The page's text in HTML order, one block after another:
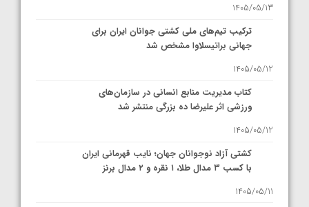
1405/05/13
ترکیب تیم‌های ملی کشتی جوانان ایران برای
جهانی براتیسلاوا مشخص شد
1405/05/12
کتاب مدیریت منابع انسانی در سازمان‌های
ورزشی اثر علیرضا ده بزرگی منتشر شد
1405/05/12
کشتی آزاد نوجوانان جهان؛ نایب قهرمانی ایران
با کسب ۳ مدال طلا، ۱ نقره و ۲ مدال برنز
1405/05/11